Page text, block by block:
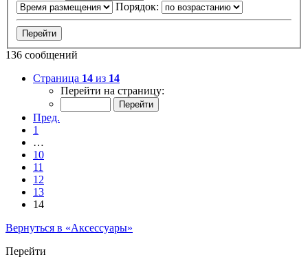
Порядок:
136 сообщений
Страница 14 из 14
Перейти на страницу:
Пред.
1
…
10
11
12
13
14
Вернуться в «Аксессуары»
Перейти